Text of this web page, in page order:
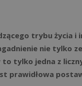
trybu życia i
nie tylko
tylko jedna z
prawidłowa